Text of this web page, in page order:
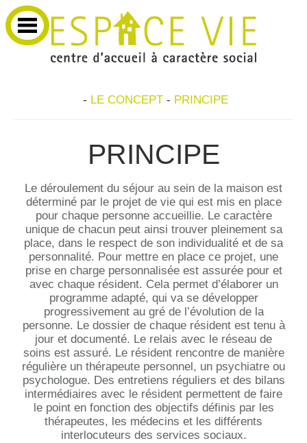
- LE CONCEPT- PRINCIPE
PRINCIPE
Le déroulement du séjour au sein de la maison est
déterminé par le projet de vie qui est mis en place
pour chaque personne accueillie. Le caractère
unique de chacun peut ainsi trouver pleinement sa
place, dans le respect de son individualité et de sa
personnalité. Pour mettre en place ce projet, une
prise en charge personnalisée est assurée pour et
avec chaque résident. Cela permet d’élaborer un
programme adapté, qui va se développer
progressivement au gré de l’évolution de la
personne. Le dossier de chaque résident est tenu à
jour et documenté. Le relais avec le réseau de
soins est assuré. Le résident rencontre de manière
régulière un thérapeute personnel, un psychiatre ou
psychologue. Des entretiens réguliers et des bilans
intermédiaires avec le résident permettent de faire
le point en fonction des objectifs définis par les
thérapeutes, les médecins et les différents
interlocuteurs des services sociaux.